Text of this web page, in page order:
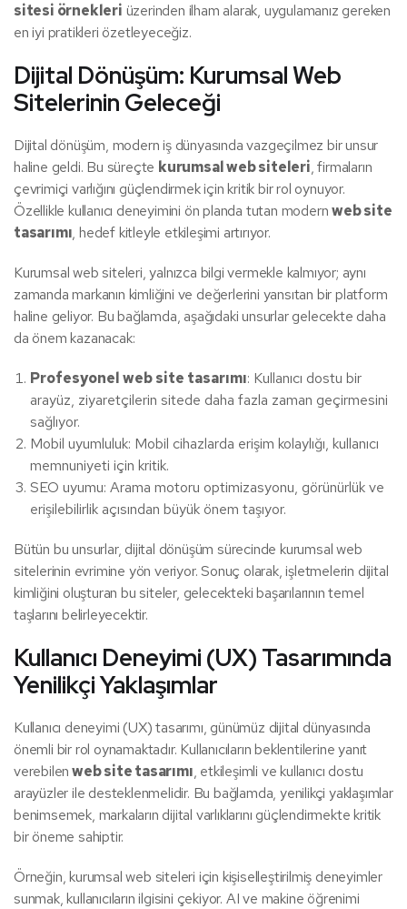
sitesi örnekleri üzerinden ilham alarak, uygulamanız gereken
en iyi pratikleri özetleyeceğiz.
Dijital Dönüşüm: Kurumsal Web
Sitelerinin Geleceği
Dijital dönüşüm, modern iş dünyasında vazgeçilmez bir unsur
haline geldi. Bu süreçte kurumsal web siteleri, firmaların
çevrimiçi varlığını güçlendirmek için kritik bir rol oynuyor.
Özellikle kullanıcı deneyimini ön planda tutan modernweb site
tasarımı, hedef kitleyle etkileşimi artırıyor.
Kurumsal web siteleri, yalnızca bilgi vermekle kalmıyor; aynı
zamanda markanın kimliğini ve değerlerini yansıtan bir platform
haline geliyor. Bu bağlamda, aşağıdaki unsurlar gelecekte daha
da önem kazanacak:
Profesyonel web site tasarımı: Kullanıcı dostu bir
arayüz, ziyaretçilerin sitede daha fazla zaman geçirmesini
sağlıyor.
Mobil uyumluluk: Mobil cihazlarda erişim kolaylığı, kullanıcı
memnuniyeti için kritik.
SEO uyumu: Arama motoru optimizasyonu, görünürlük ve
erişilebilirlik açısından büyük önem taşıyor.
Bütün bu unsurlar, dijital dönüşüm sürecinde kurumsal web
sitelerinin evrimine yön veriyor. Sonuç olarak, işletmelerin dijital
kimliğini oluşturan bu siteler, gelecekteki başarılarının temel
taşlarını belirleyecektir.
Kullanıcı Deneyimi (UX) Tasarımında
Yenilikçi Yaklaşımlar
Kullanıcı deneyimi (UX) tasarımı, günümüz dijital dünyasında
önemli bir rol oynamaktadır. Kullanıcıların beklentilerine yanıt
verebilenweb site tasarımı, etkileşimli ve kullanıcı dostu
arayüzler ile desteklenmelidir. Bu bağlamda, yenilikçi yaklaşımlar
benimsemek, markaların dijital varlıklarını güçlendirmekte kritik
bir öneme sahiptir.
Örneğin, kurumsal web siteleri için kişiselleştirilmiş deneyimler
sunmak, kullanıcıların ilgisini çekiyor. AI ve makine öğrenimi